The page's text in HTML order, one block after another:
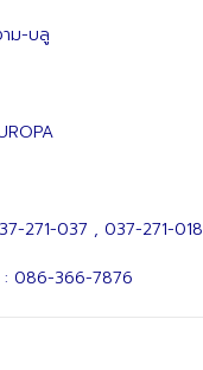
ม-บลู
271-037 , 037-271-018
086-366-7876